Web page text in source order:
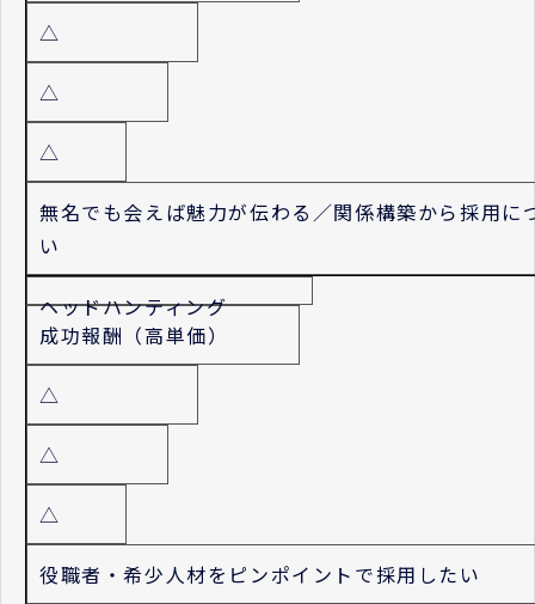
△
△
△
無名でも会えば魅力が伝わる／関係構築から採用に
い
ヘッドハンティング
成功報酬（高単価）
△
△
△
役職者・希少人材をピンポイントで採用したい